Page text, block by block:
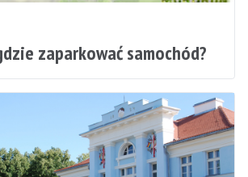
zaparkować samochód?